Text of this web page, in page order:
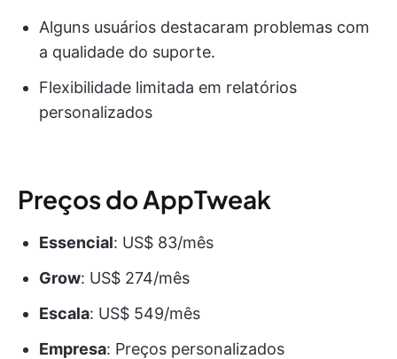
Alguns usuários destacaram problemas com
a qualidade do suporte.
Flexibilidade limitada em relatórios
personalizados
Preços do AppTweak
Essencial: US$ 83/mês
Grow: US$ 274/mês
Escala: US$ 549/mês
Empresa: Preços personalizados